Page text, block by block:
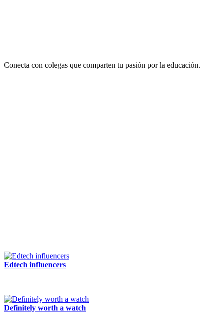
Conecta con colegas que comparten tu pasión por la educación.
Edtech influencers
Definitely worth a watch